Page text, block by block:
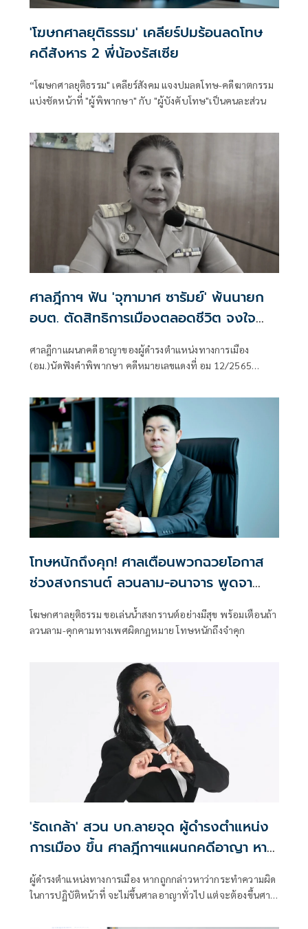
'โฆษกศาลยุติธรรม' เคลียร์ปมร้อนลดโทษ
คดีสังหาร 2 พี่น้องรัสเซีย
“โฆษกศาลยุติธรรม" เคลียร์สังคม แจงปมลดโทษ-คดีฆาตกรรม
แบ่งชัดหน้าที่ "ผู้พิพากษา" กับ "ผู้บังคับโทษ"เป็นคนละส่วน
ศาลฎีกาฯ ฟัน 'จุฑามาศ ซารัมย์' พ้นนายก
อบต. ตัดสิทธิการเมืองตลอดชีวิต จงใจ
ศาลฎีกาแผนกคดีอาญาของผู้ดำรงตำแหน่งทางการเมือง
(อม.)นัดฟังคำพิพากษา คดีหมายเลขแดงที่ อม 12/2565
อบต.เมืองแฝก อ.ลำปลายมาศ จ.บุรีรัมย์ ในกรณียื่นบัญชีแสดง
ทรัพย์สินและหนี้สินเป็นเท็จ ไม่ได้แสดงรายการเงินฝากธนาคาร
ออมสิน จำนวน 847,654.71 บาท และสลากออมสิน มูลค่า 2
ล้านบาท อันเป็นการจงใจปกปิดบัญชีทรัพย์สิน
โทษหนักถึงคุก! ศาลเตือนพวกฉวยโอกาส
ช่วงสงกรานต์ ลวนลาม-อนาจาร พูดจา
แทะโลมก็มีความผิด
โฆษกศาลยุติธรรม ขอเล่นน้ำสงกรานต์อย่างมีสุข พร้อมเตือนถ้า
ลวนลาม-คุกคามทางเพศผิดกฎหมาย โทษหนักถึงจำคุก
'รัดเกล้า' สวน บก.ลายจุด ผู้ดำรงตำแหน่ง
การเมือง ขึ้น ศาลฎีกาฯแผนกคดีอาญา หาก
ผู้ดำรงตำแหน่งทางการเมือง หากถูกกล่าวหาว่ากระทำความผิด
ในการปฏิบัติหน้าที่ จะไม่ขึ้นศาลอาญาทั่วไป แต่จะต้องขึ้นศาล